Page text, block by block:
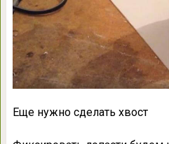
Еще нужно сделать хвост